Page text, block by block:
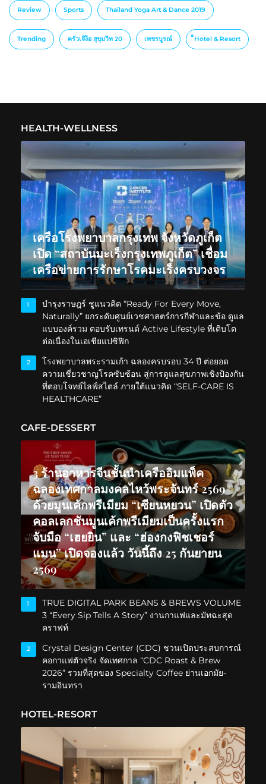
Review Sports Thailand Yoga Art & Dance 2019
Trending ครัวเจ๊ง้อ สุขุมวิท 20 เพชรบูรณ์ ็Hotel & Resort
HEALTH-WELLNESS
เครือโรงพยาบาลกรุงเทพ จังหวัดภูเก็ต
เปิด “สถาบันมะเร็งกรุงเทพภูเก็ต” เชื่อม
เครือข่ายการรักษาโรคมะเร็งครบวงจร
1
บำรุงราษฎร์ ชูแนวคิด “Ready For Every Move,
Naturally” ยกระดับศูนย์เวชศาสตร์การกีฬาและข้อ ดูแล
แบบองค์รวม ตอบรับเทรนด์ Active Lifestyle ที่เติบโต
ต่อเนื่องในเอเชียแปซิฟิก
2
โรงพยาบาลพระรามเก้า ฉลองครบรอบ 34 ปี ต่อยอด
ความเชี่ยวชาญโรคซับซ้อน สู่การดูแลสุขภาพเชิงป้องกัน
ที่ตอบโจทย์ไลฟ์สไตล์ ภายใต้แนวคิด “SELF-CARE IS
HEALTHCARE”
CAFE-DESSERT
3 ร้านอาหารจีนชั้นนำเครืออิมแพ็ค
ฉลองเทศกาลมงคลไหว้พระจันทร์ 2569
ด้วยมูนเค้กพรีเมียม “เซียนหยวน” เปิดตัว
คอลเลกชันมูนเค้กพรีเมียมเป็นครั้งแรก
จับมือ “เฮยยิน” และ “ฮ่องกงฟิชเชอร์
แมน” เปิดจองแล้ว วันนี้ถึง 25 กันยายน
2569
1
TRUE DIGITAL PARK BEANS & BREWS VOLUME
3 “Every Sip Tells A Story” งานกาแฟและมัทฉะสุด
คราฟท์
2
Crystal Design Center (CDC) ชวนเปิดประสบการณ์
คอกาแฟตัวจริง จัดเทศกาล “CDC Roast & Brew
2026” รวมที่สุดของ Specialty Coffee ย่านเอกมัย-
รามอินทรา
HOTEL-RESORT